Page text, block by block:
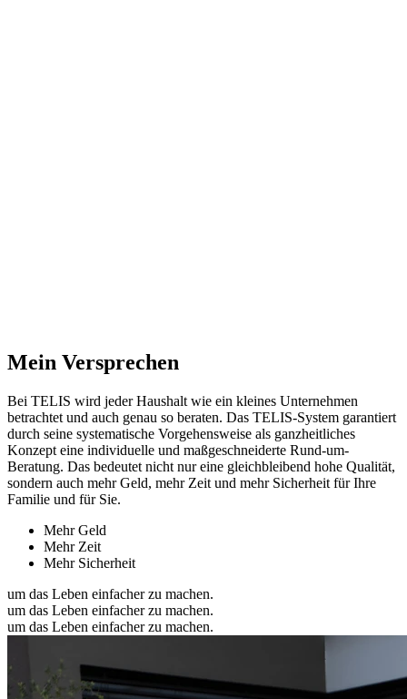
Mein Versprechen
Bei TELIS wird jeder Haushalt wie ein kleines Unternehmen
betrachtet und auch genau so beraten. Das TELIS-System garantiert
durch seine systematische Vorgehensweise als ganzheitliches
Konzept eine individuelle und maßgeschneiderte Rund-um-
Beratung. Das bedeutet nicht nur eine gleichbleibend hohe Qualität,
sondern auch mehr Geld, mehr Zeit und mehr Sicherheit für Ihre
Familie und für Sie.
Mehr Geld
Mehr Zeit
Mehr Sicherheit
um das Leben einfacher zu machen.
um das Leben einfacher zu machen.
um das Leben einfacher zu machen.